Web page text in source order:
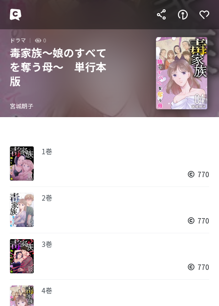
ドラマ 0
毒家族～娘のすべて
を奪う母～ 単行本
版
宮城朗子
1巻
770
2巻
770
3巻
770
4巻